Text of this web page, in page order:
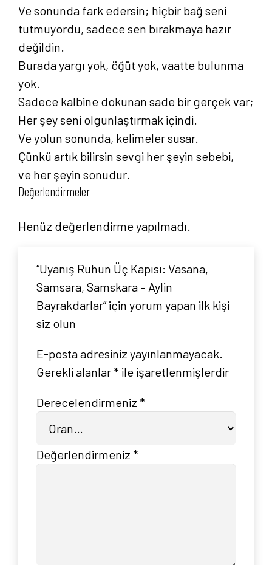
Ve sonunda fark edersin; hiçbir bağ seni
tutmuyordu, sadece sen bırakmaya hazır
değildin.
Burada yargı yok, öğüt yok, vaatte bulunma
yok.
Sadece kalbine dokunan sade bir gerçek var;
Her şey seni olgunlaştırmak içindi.
Ve yolun sonunda, kelimeler susar.
Çünkü artık bilirsin sevgi her şeyin sebebi,
ve her şeyin sonudur.
Değerlendirmeler
Henüz değerlendirme yapılmadı.
“Uyanış Ruhun Üç Kapısı: Vasana,
Samsara, Samskara – Aylin
Bayrakdarlar” için yorum yapan ilk kişi
siz olun
E-posta adresiniz yayınlanmayacak.
Gerekli alanlar * ile işaretlenmişlerdir
Derecelendirmeniz *
Değerlendirmeniz *